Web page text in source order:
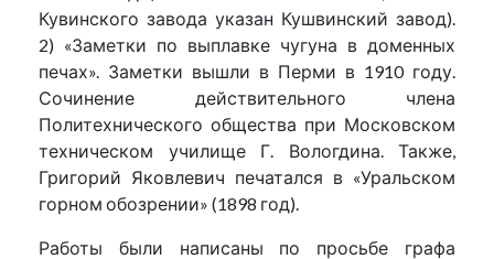
Кувинского завода указан Кушвинский завод).
2) «Заметки по выплавке чугуна в доменных
печах». Заметки вышли в Перми в 1910 году.
Сочинение действительного члена
Политехнического общества при Московском
техническом училище Г. Вологдина. Также,
Григорий Яковлевич печатался в «Уральском
горном обозрении» (1898 год).
Работы были написаны по просьбе графа